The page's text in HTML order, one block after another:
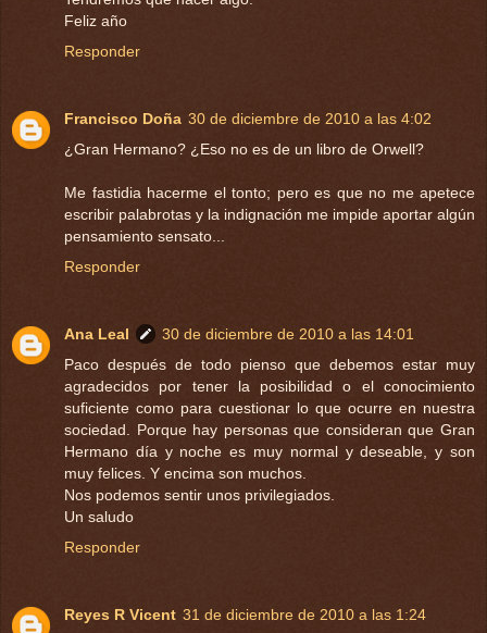
Feliz año
Responder
Francisco Doña 30 de diciembre de 2010 a las 4:02
¿Gran Hermano? ¿Eso no es de un libro de Orwell?
Me fastidia hacerme el tonto; pero es que no me apetece
escribir palabrotas y la indignación me impide aportar algún
pensamiento sensato...
Responder
Ana Leal
30 de diciembre de 2010 a las 14:01
Paco después de todo pienso que debemos estar muy
agradecidos por tener la posibilidad o el conocimiento
suficiente como para cuestionar lo que ocurre en nuestra
sociedad. Porque hay personas que consideran que Gran
Hermano día y noche es muy normal y deseable, y son
muy felices. Y encima son muchos.
Nos podemos sentir unos privilegiados.
Un saludo
Responder
Reyes R Vicent 31 de diciembre de 2010 a las 1:24